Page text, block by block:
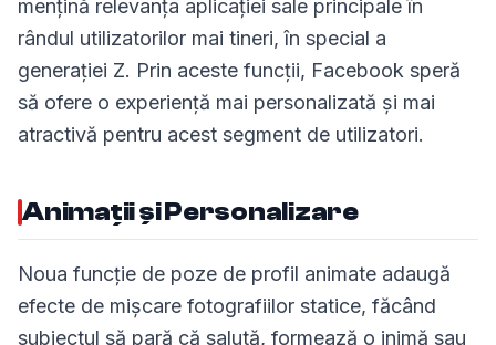
mențină relevanța aplicației sale principale în
rândul utilizatorilor mai tineri, în special a
generației Z. Prin aceste funcții, Facebook speră
să ofere o experiență mai personalizată și mai
atractivă pentru acest segment de utilizatori.
Animații și Personalizare
Noua funcție de poze de profil animate adaugă
efecte de mișcare fotografiilor statice, făcând
subiectul să pară că salută, formează o inimă sau